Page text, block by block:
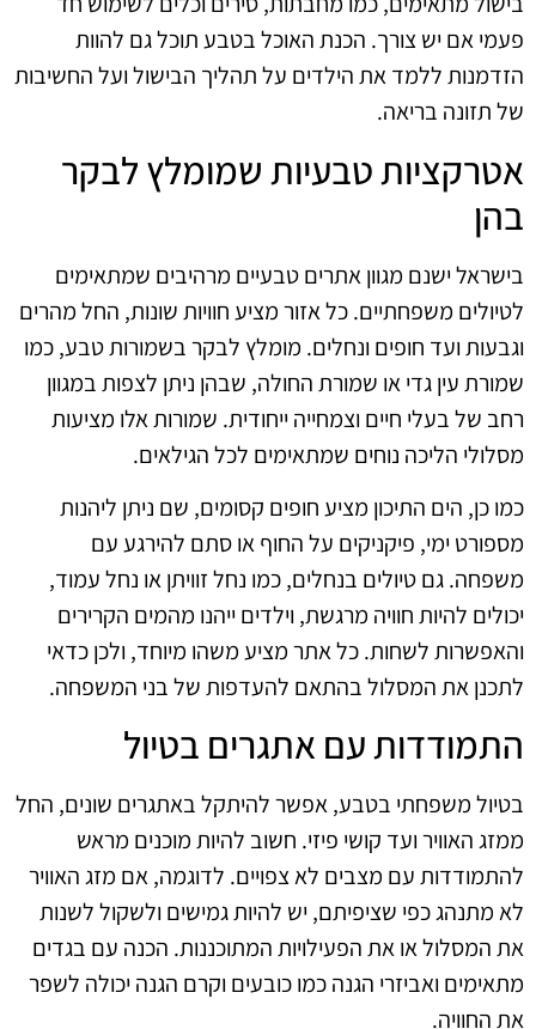
פעמי אם יש צורך. הכנת האוכל בטבע תוכל גם להוות
הזדמנות ללמד את הילדים על תהליך הבישול ועל החשיבות
של תזונה בריאה.
אטרקציות טבעיות שמומלץ לבקר
בהן
בישראל ישנם מגוון אתרים טבעיים מרהיבים שמתאימים
לטיולים משפחתיים. כל אזור מציע חוויות שונות, החל מהרים
וגבעות ועד חופים ונחלים. מומלץ לבקר בשמורות טבע, כמו
שמורת עין גדי או שמורת החולה, שבהן ניתן לצפות במגוון
רחב של בעלי חיים וצמחייה ייחודית. שמורות אלו מציעות
מסלולי הליכה נוחים שמתאימים לכל הגילאים.
כמו כן, הים התיכון מציע חופים קסומים, שם ניתן ליהנות
מספורט ימי, פיקניקים על החוף או סתם להירגע עם
משפחה. גם טיולים בנחלים, כמו נחל זוויתן או נחל עמוד,
יכולים להיות חוויה מרגשת, וילדים ייהנו מהמים הקרירים
והאפשרות לשחות. כל אתר מציע משהו מיוחד, ולכן כדאי
לתכנן את המסלול בהתאם להעדפות של בני המשפחה.
התמודדות עם אתגרים בטיול
בטיול משפחתי בטבע, אפשר להיתקל באתגרים שונים, החל
ממזג האוויר ועד קושי פיזי. חשוב להיות מוכנים מראש
להתמודדות עם מצבים לא צפויים. לדוגמה, אם מזג האוויר
לא מתנהג כפי שציפיתם, יש להיות גמישים ולשקול לשנות
את המסלול או את הפעילויות המתוכננות. הכנה עם בגדים
מתאימים ואביזרי הגנה כמו כובעים וקרם הגנה יכולה לשפר
את החוויה.